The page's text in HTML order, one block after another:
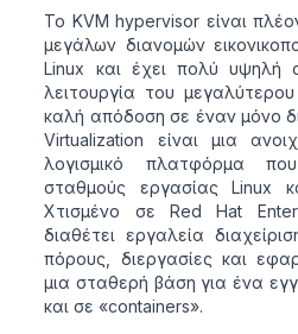
Το KVM hypervisor είναι
μεγάλων διανομών
Linux και έχει πολύ υψηλή
λειτουργία του
καλή απόδοση σε έναν μόνο
Virtualization είναι μια
λογισμικό πλατφόρμα που
σταθμούς εργασίας Linux
Χτισμένο σε Red Hat
διαθέτει εργαλεία
πόρους, διεργασίες και
μια σταθερή βάση για ένα
και σε «containers».